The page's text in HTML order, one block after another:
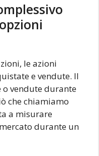
le azioni
e vendute. Il
vendute durante
che chiamiamo
a misurare
durante un